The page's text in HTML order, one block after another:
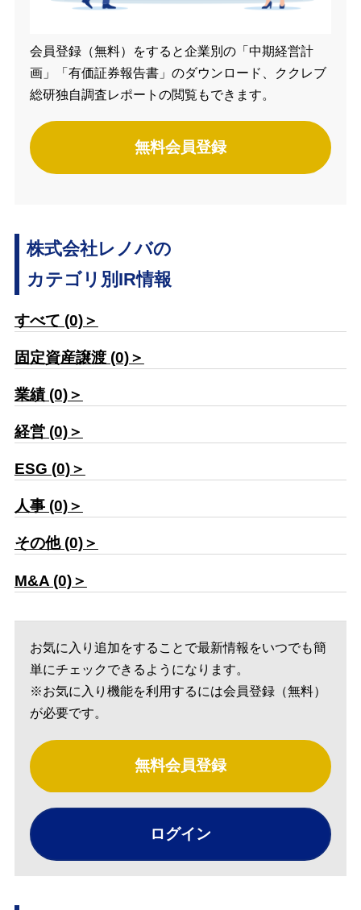
会員登録（無料）をすると企業別の「中期経営計
画」「有価証券報告書」のダウンロード、ククレブ
総研独自調査レポートの閲覧もできます。
無料会員登録
株式会社レノバの
カテゴリ別IR情報
すべて (0)＞
固定資産譲渡 (0)＞
業績 (0)＞
経営 (0)＞
ESG (0)＞
人事 (0)＞
その他 (0)＞
M&A (0)＞
お気に入り追加をすることで最新情報をいつでも簡
単にチェックできるようになります。
※お気に入り機能を利用するには会員登録（無料）
が必要です。
無料会員登録
ログイン